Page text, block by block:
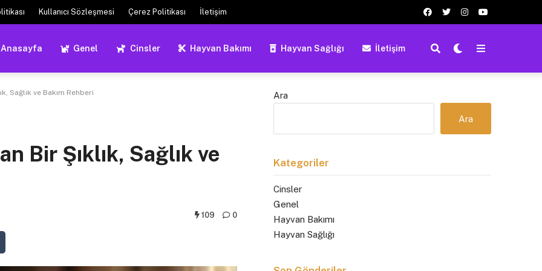
Kullanıcı Sözleşmesi Çerez Politikası İletişim
Anasayfa Genel Cinsler Hayvan Bakımı Hayvan Sağlığı İletişim
Sağlık ve Bakım Rehberi
Bir Şıklık, Sağlık ve
109 0
Ara
Ara
Kategoriler
Cinsler
Genel
Hayvan Bakımı
Hayvan Sağlığı